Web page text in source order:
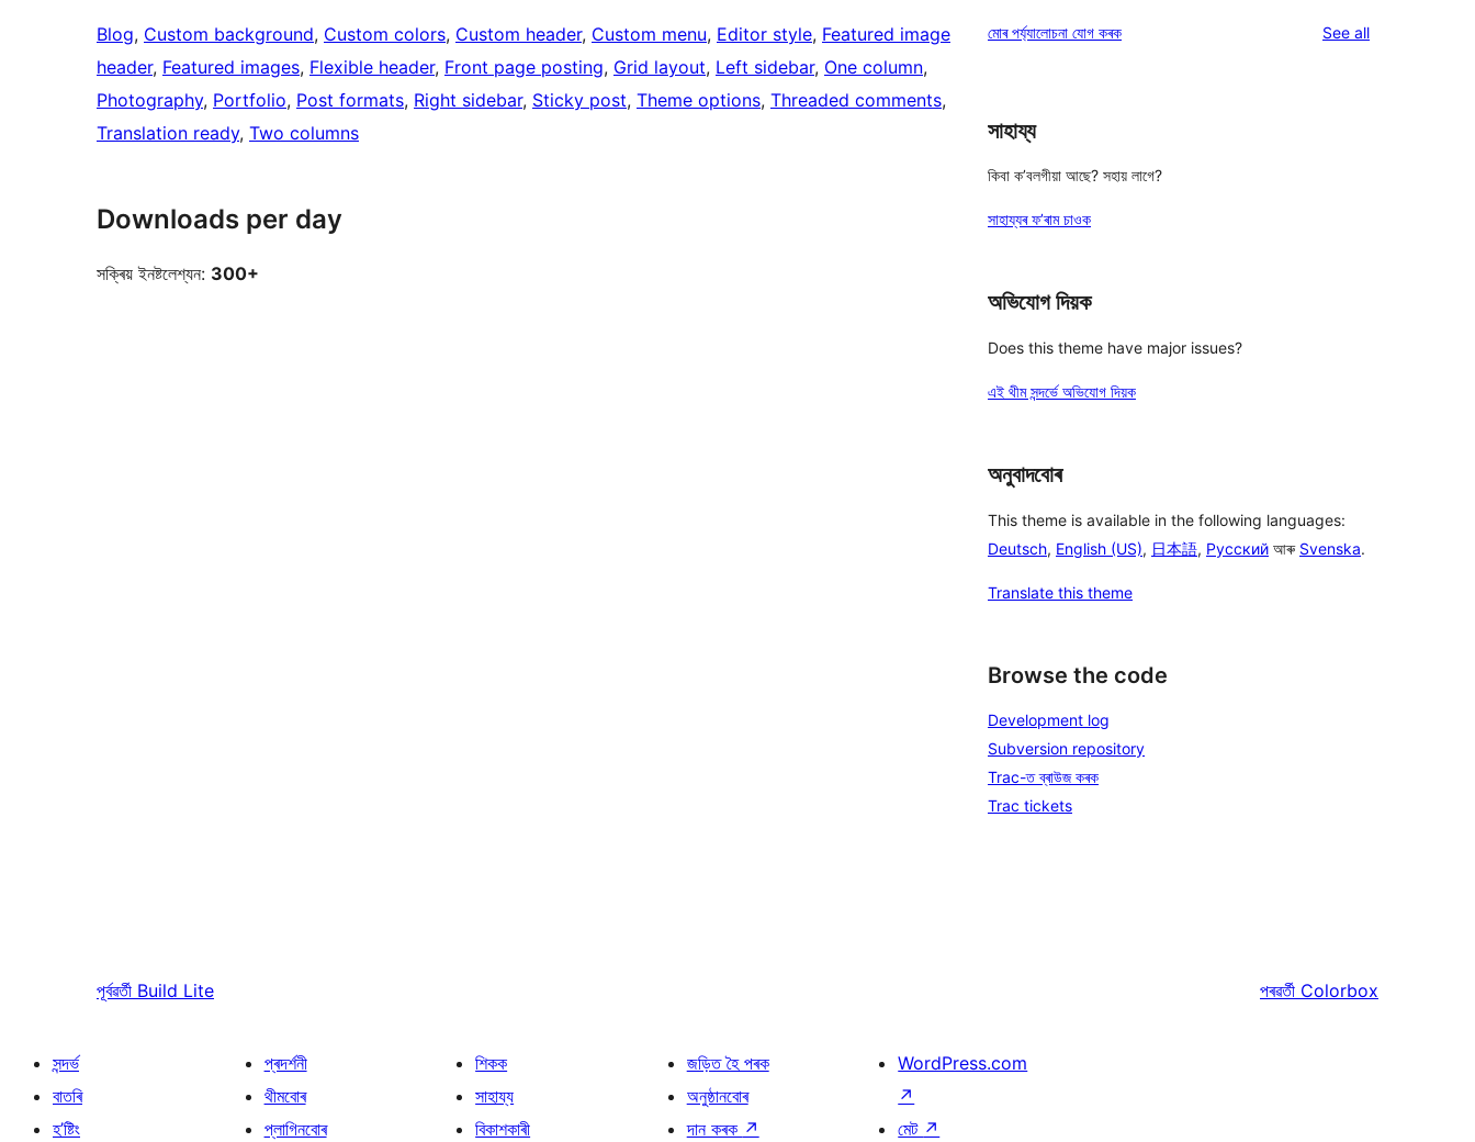
Blog, Custom background, Custom colors, Custom header, Custom menu, Editor style, Featured image
header, Featured images, Flexible header, Front page posting, Grid layout, Left sidebar, One column
Photography, Portfolio, Post formats, Right sidebar, Sticky post, Theme options, Threaded comments
Translation ready, Two columns
Downloads per day
সক্ৰিয় ইনষ্টলেশ্যন: 300+
reviews
star
মোৰ পৰ্য্যালোচনা যোগ কৰক See allreviews
সাহায্য
কিবা ক’বলগীয়া আছে? সহায় লাগে?
সাহায্যৰ ফ’ৰাম চাওক
অভিযোগ দিয়ক
Does this theme have major issues?
এই থীম সন্দৰ্ভে অভিযোগ দিয়ক
অনুবাদবোৰ
This theme is available in the following languages:
Deutsch, English (US), 日本語, Русский আৰু Svenska.
Translate this theme
Browse the code
Development log
Subversion repository
Trac-ত ব্ৰাউজ কৰক
Trac tickets
পূৰ্বৱৰ্তী Build Lite পৰৱৰ্তী Colorbox
সন্দৰ্ভ
বাতৰি
হ’ষ্টিং
প্ৰদৰ্শনী
থীমবোৰ
প্লাগিনবোৰ
শিকক
সাহায্য
বিকাশকাৰী
জড়িত হৈ পৰক
অনুষ্ঠানবোৰ
দান কৰক ↗
WordPress.com
↗
মেট ↗